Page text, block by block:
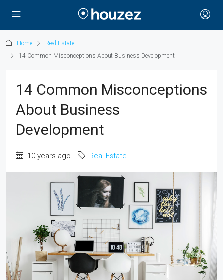
Home
Real Estate
14 Common Misconceptions About Business Development
14 Common Misconceptions
About Business
Development
10 years ago Real Estate